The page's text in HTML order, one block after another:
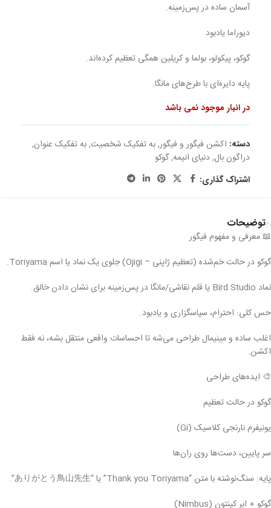
آسمان ساده در پس‌زمینه.
دیوراما یادبود
گوکو، پیکولو، بولما و کریلین همگی تعظیم کرده‌اند.
پایه دایره‌ای با طرح‌های مانگا.
در انبار موجود نمی باشد
دسته: اکشن فیگور و فیگور,به تفکیک شخصیت,به تفکیک عنوان,
دراگون بال,دنیای انیمه,گوکو
اشتراک گذاری:
توضیحات
📖 معرفی و مفهوم فیگور
گوکو در حالت خم‌شده (تعظیم ژاپنی – Ojigi) جلوی یک نماد یا اسم Toriyama.
نماد Bird Studio یا قلم نقاشی/مانگا در پس‌زمینه برای نشان دادن خالق.
حس کلی: احترام، سپاسگزاری و یادبود.
اغلب ساده و مینیمال طراحی می‌شه تا احساسات واقعی منتقل بشه، نه فقط
اکشن.
🎨 ایده‌های طراحی
گوکو در حالت تعظیم
یونیفرم نارنجی کلاسیک (Gi)
سر پایین، دست‌ها روی ران‌ها
پایه: سنگ‌نوشته با متن “Thank you Toriyama” یا “ありがとう鳥山先生”.
گوکو + ابر کینتون (Nimbus)